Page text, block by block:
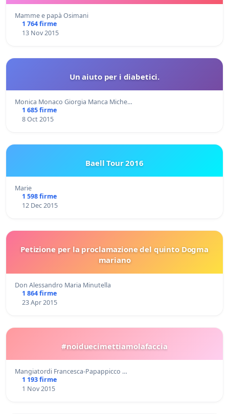
Mamme e papà Osimani
1 764 firme
13 Nov 2015
Un aiuto per i diabetici.
Monica Monaco Giorgia Manca Miche…
1 685 firme
8 Oct 2015
Baell Tour 2016
Marie
1 598 firme
12 Dec 2015
Petizione per la proclamazione del quinto Dogma
mariano
Don Alessandro Maria Minutella
1 864 firme
23 Apr 2015
#noiduecimettiamolafaccia
Mangiatordi Francesca-Papappicco …
1 193 firme
1 Nov 2015